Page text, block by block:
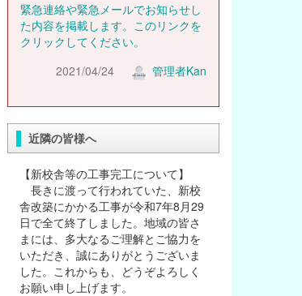
緊急連絡や緊急メールでお知らせし
た内容を掲載します。このリンクを
クリックしてください。
2021/04/24
管理者Kan
近隣の皆様へ
【新校舎等の工事完工について】
長きに渡って行われていた、新校
舎改築にかかる工事が令和7年8月29
日で全て終了しました。地域の皆さ
まには、多大なるご理解とご協力を
いただき、誠にありがとうございま
した。これからも、どうぞよろしく
お願い申し上げます。